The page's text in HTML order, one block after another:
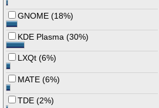
GNOME (18%)
KDE Plasma (30%)
LXQt (6%)
MATE (6%)
TDE (2%)